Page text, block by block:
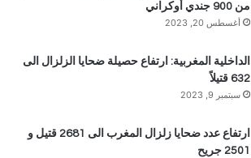
من 900 جندي أوكراني
أغسطس 20, 2023
الداخلية المغربية: ارتفاع حصيلة ضحايا الزلزال الى
632 قتيلاً
سبتمبر 9, 2023
ارتفاع عدد ضحايا زلزال المغرب الى 2681 قتيل و
2501 جريح